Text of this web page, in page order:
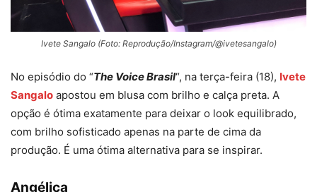
Ivete Sangalo (Foto: Reprodução/Instagram/@ivetesangalo)
No episódio do “The Voice Brasil“, na terça-feira (18), Ivete
Sangalo apostou em blusa com brilho e calça preta. A
opção é ótima exatamente para deixar o look equilibrado,
com brilho sofisticado apenas na parte de cima da
produção. É uma ótima alternativa para se inspirar.
Angélica